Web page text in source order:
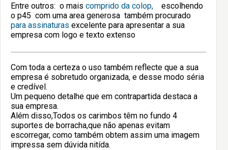
Entre outros: o mais comprido da colop,
escolhendo
o p45 com uma area generosa também procurado
para assinaturas excelente para apresentar a sua
empresa com logo e texto extenso
Com toda a certeza o uso também reflecte que a sua
empresa é sobretudo organizada, e desse modo séria
e credível.
Um pequeno detalhe que em contrapartida destaca a
sua empresa.
Além disso,Todos os carimbos têm no fundo 4
suportes de borracha,que não apenas evitam
escorregar, como também obtem assim uma imagem
impressa sem dúvida nitída.